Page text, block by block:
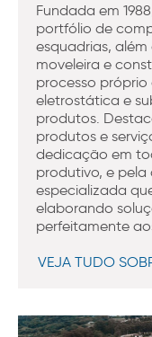
Fundada em
portfólio de
esquadrias,
moveleira e
processo
eletrostática e
produtos.
produtos e
dedicação em
produtivo, e pela
especializada
elaborando
perfeitamente
VEJA TUDO